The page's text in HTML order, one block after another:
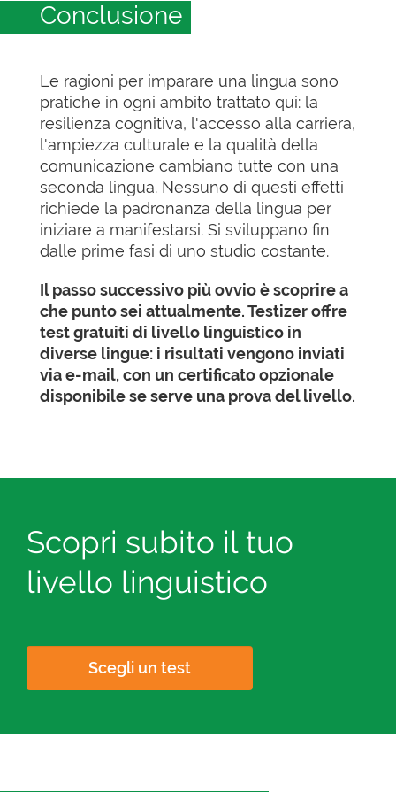
Conclusione
Le ragioni per imparare una lingua sono
pratiche in ogni ambito trattato qui: la
resilienza cognitiva, l'accesso alla carriera,
l'ampiezza culturale e la qualità della
comunicazione cambiano tutte con una
seconda lingua. Nessuno di questi effetti
richiede la padronanza della lingua per
iniziare a manifestarsi. Si sviluppano fin
dalle prime fasi di uno studio costante.
Il passo successivo più ovvio è scoprire a
che punto sei attualmente. Testizer offre
test gratuiti di livello linguistico in
diverse lingue: i risultati vengono inviati
via e-mail, con un certificato opzionale
disponibile se serve una prova del livello.
Scopri subito il tuo
livello linguistico
Scegli un test